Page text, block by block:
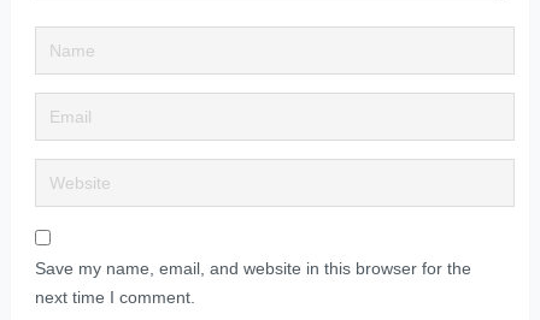
Save my name, email, and website in this browser for the
next time I comment.